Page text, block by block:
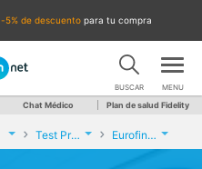
-5% de descuento para tu compra
BUSCAR MENU
Chat Médico Plan de salud Fidelity
Test Prenatal no invasivo Harmony Eurofins Análisis Clínicos Villarobledo